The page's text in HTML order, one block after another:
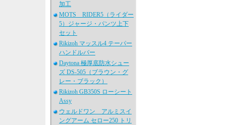
加工
MOTS RIDER5（ライダー
5）ジャージ・パンツ上下
セット
Rikizoh マッスル4 テーパー
ハンドルバー
Daytona 極厚底防水シュー
ズ DS-505（ブラウン・グ
レー・ブラック）
Rikizoh GB350S ローシート
Assy
ウェルドワン アルミスイ
ングアーム セロー250 トリ